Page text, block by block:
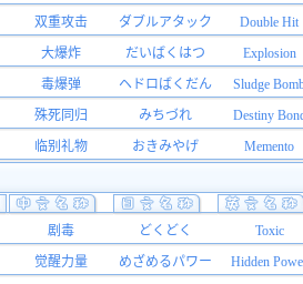
双重攻击 ダブルアタック
Double Hit
大爆炸 だいばくはつ
Explosion
毒爆弹 ヘドロばくだん
Sludge
殊死同归 みちづれ
Destiny
临别礼物 おきみやげ Memento
剧毒 どくどく
Toxic
觉醒力量 めざめるパワー
Hidden